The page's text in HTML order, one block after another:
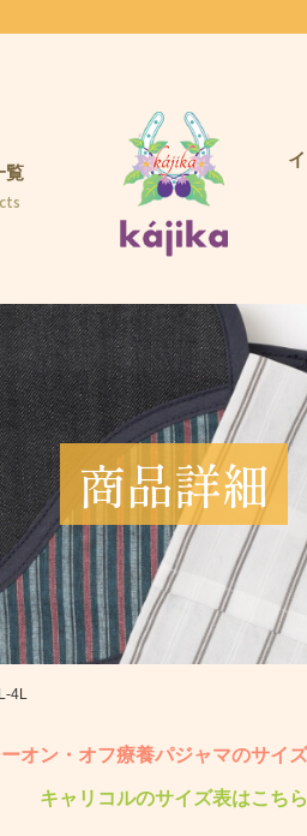
覧
商品詳細
4L
オン・オフ療養パジャマのサイ
キャリコルのサイズ表はこちら